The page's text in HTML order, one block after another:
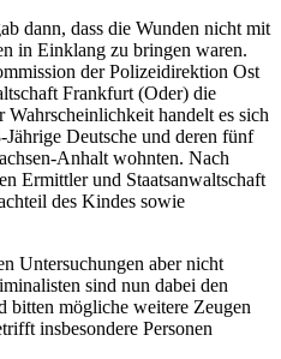
dann, dass die Wunden nicht mit
in Einklang zu bringen waren.
der Polizeidirektion Ost
Frankfurt (Oder) die
handelt es sich
Deutsche und deren fünf
Anhalt wohnten. Nach
Ermittler und Staatsanwaltschaft
des Kindes sowie
Untersuchungen aber nicht
sind nun dabei den
bitten mögliche weitere Zeugen
insbesondere Personen